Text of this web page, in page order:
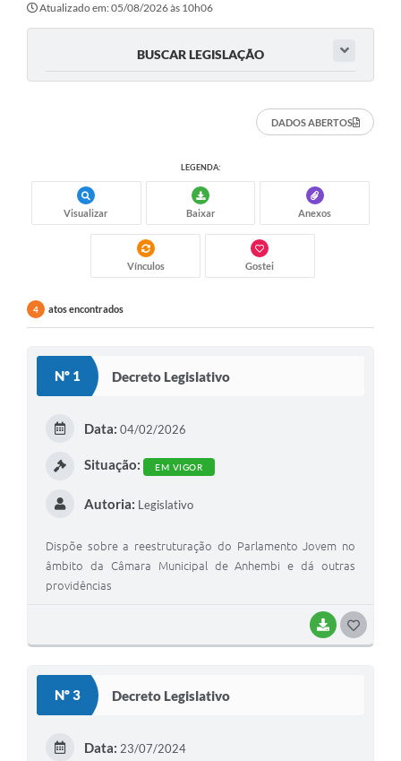
Atualizado em: 05/08/2026 às 10h06
BUSCAR LEGISLAÇÃO
DADOS ABERTOS
LEGENDA:
Visualizar Baixar Anexos
Vínculos Gostei
4 atos encontrados
Nº 1 Decreto Legislativo
BAIXAR
Data: 04/02/2026
Situação: EM VIGOR
Autoria: Legislativo
Dispõe sobre a reestruturação do Parlamento Jovem no
âmbito da Câmara Municipal de Anhembi e dá outras
providências
Nº 3 Decreto Legislativo
Data: 23/07/2024